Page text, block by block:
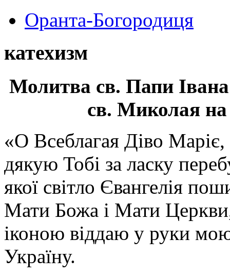
Оранта-Богородиця
катехизм
Молитва св. Папи
св. Миколая на
«О Всеблагая Діво
дякую Тобі за ласку
якої світло Євангелія
Мати Божа і Мати
іконою віддаю у руки
Україну.